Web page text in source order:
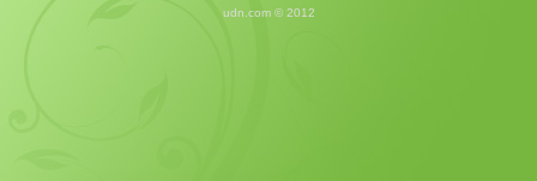
udn.com © 2012